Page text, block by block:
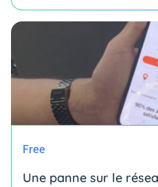
Free
Une panne sur le